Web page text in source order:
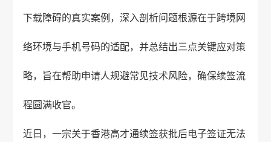
下载障碍的真实案例，深入剖析问题根源在于跨境网
络环境与手机号码的适配，并总结出三点关键应对策
略，旨在帮助申请人规避常见技术风险，确保续签流
程圆满收官。
近日，一宗关于香港高才通续签获批后电子签证无法